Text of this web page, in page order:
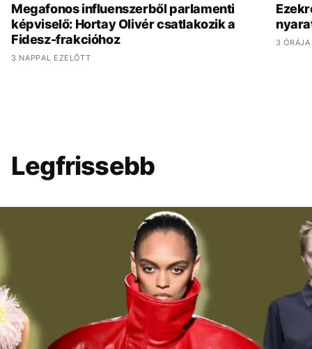
Megafonos influenszerből parlamenti
képviselő: Hortay Olivér csatlakozik a
Fidesz-frakcióhoz
3 NAPPAL EZELŐTT
3 ÓRÁJA
Legfrissebb